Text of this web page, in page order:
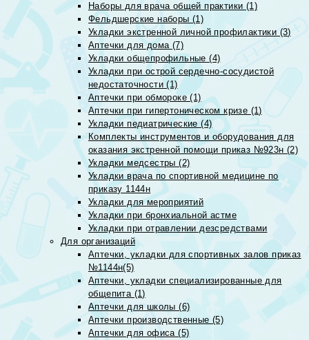
Наборы для врача общей практики (1)
Фельдшерские наборы (1)
Укладки экстренной личной профилактики (3)
Аптечки для дома (7)
Укладки общепрофильные (4)
Укладки при острой сердечно-сосудистой
недостаточности (1)
Аптечки при обмороке (1)
Аптечки при гипертоническом кризе (1)
Укладки педиатрические (4)
Комплекты инструментов и оборудования для
оказания экстренной помощи приказ №923н (2)
Укладки медсестры (2)
Укладки врача по спортивной медицине по
приказу 1144н
Укладки для мероприятий
Укладки при бронхиальной астме
Укладки при отравлении дезсредствами
Для организаций
Аптечки, укладки для спортивных залов приказ
№1144н(5)
Аптечки, укладки специализированные для
общепита (1)
Аптечки для школы (6)
Аптечки производственные (5)
Аптечки для офиса (5)